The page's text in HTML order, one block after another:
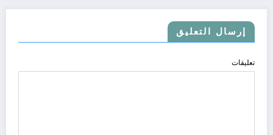
إرسال التعليق
تعليقات